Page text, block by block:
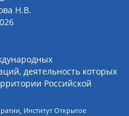
Н.В.
деятельность которых
Российской
Институт Открытое